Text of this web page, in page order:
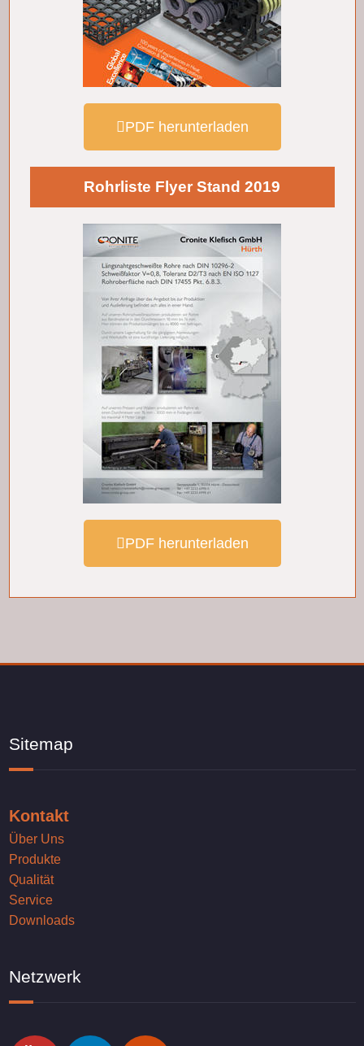
PDF herunterladen
Rohrliste Flyer Stand 2019
PDF herunterladen
Sitemap
Kontakt
Über Uns
Produkte
Qualität
Service
Downloads
Netzwerk